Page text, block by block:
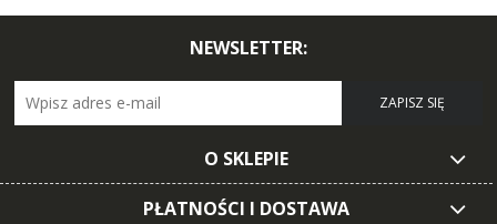
NEWSLETTER:
ZAPISZ SIĘ
O SKLEPIE
PŁATNOŚCI I DOSTAWA